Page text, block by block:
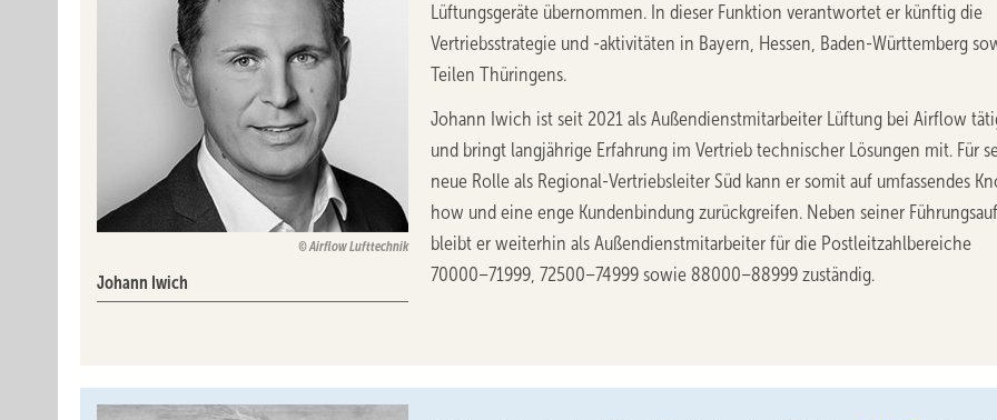
Airflow Lufttechnik
Johann Iwich
Lüftungsgeräte übernommen. In dieser Funktion verantwortet er künftig die
Vertriebsstrategie und -aktivitäten in Bayern, Hessen, Baden-Württemberg
Teilen Thüringens.
Johann Iwich ist seit 2021 als Außendienstmitarbeiter Lüftung bei Airflow
und bringt langjährige Erfahrung im Vertrieb technischer Lösungen mit. Für
neue Rolle als Regional-Vertriebsleiter Süd kann er somit auf umfassendes
how und eine enge Kundenbindung zurückgreifen. Neben seiner
bleibt er weiterhin als Außendienstmitarbeiter für die Postleitzahlbereiche
70000–71999, 72500–74999 sowie 88000–88999 zuständig.